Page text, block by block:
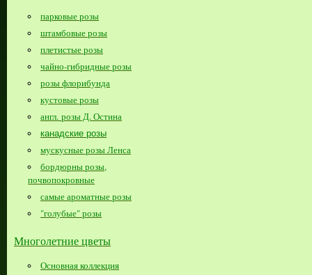
парковые розы
штамбовые розы
плетистые розы
чайно-гибридные розы
розы флорибунда
кустовые розы
англ. розы Д. Остина
канадские розы
мускусные розы Ленса
бордюрны розы,
почвопокровные
самые ароматные розы
"голубые" розы
Многолетние цветы
Основная коллекция